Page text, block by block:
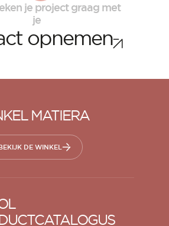
je project graag met
je
opnemen
MATIERA
DE WINKEL